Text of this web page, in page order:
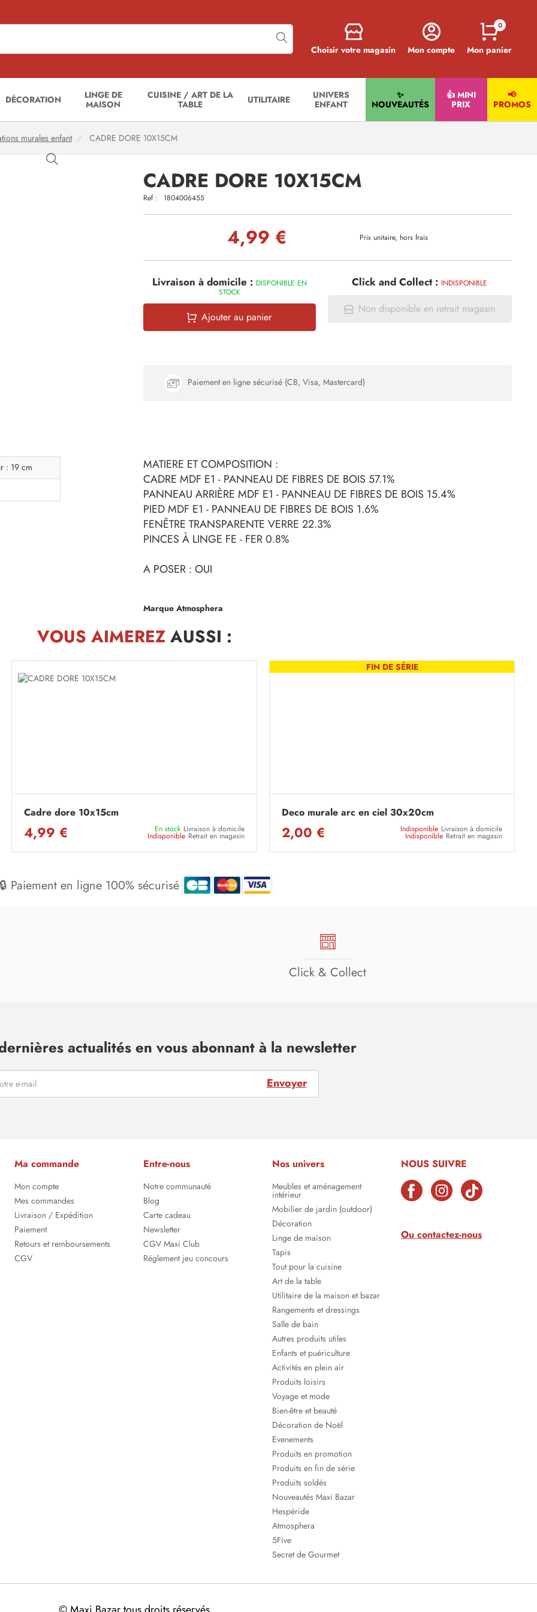
Choisir votre magasin Mon compte Mon panier
0
DÉCORATION
LINGE DE
MAISON
CUISINE / ART DE LA
TABLE
UTILITAIRE
UNIVERS
ENFANT
✨
NOUVEAUTÉS
👍 MINI
PRIX
📢
PROMOS
murales enfant CADRE DORE 10X15CM
CADRE DORE 10X15CM
Ref : 1804006455
4,99 € Prix unitaire, hors frais
Livraison à domicile : DISPONIBLE EN
STOCK
Ajouter au panier
Click and Collect : INDISPONIBLE
Non disponible en retrait magasin
Paiement en ligne sécurisé (CB, Visa, Mastercard)
: 19 cm
MATIERE ET COMPOSITION :
CADRE MDF E1 - PANNEAU DE FIBRES DE BOIS 57.1%
PANNEAU ARRIÈRE MDF E1 - PANNEAU DE FIBRES DE BOIS 15.4%
PIED MDF E1 - PANNEAU DE FIBRES DE BOIS 1.6%
FENÊTRE TRANSPARENTE VERRE 22.3%
PINCES À LINGE FE - FER 0.8%
A POSER : OUI
Marque Atmosphera
VOUS AIMEREZAUSSI :
Cadre dore 10x15cm
4,99 € En stock Livraison à domicile
Indisponible Retrait en magasin
FIN DE SÉRIE
Deco murale arc en ciel 30x20cm
2,00 € Indisponible Livraison à domicile
Indisponible Retrait en magasin
🔒 Paiement en ligne 100% sécurisé
Click & Collect
actualités en vous abonnant à la newsletter
Envoyer
Ma commande
Mon compte
Mes commandes
Livraison / Expédition
Paiement
Retours et remboursements
CGV
Entre-nous
Notre communauté
Blog
Carte cadeau
Newsletter
CGV Maxi Club
Réglement jeu concours
Nos univers
Meubles et aménagement
intérieur
Mobilier de jardin (outdoor)
Décoration
Linge de maison
Tapis
Tout pour la cuisine
Art de la table
Utilitaire de la maison et bazar
Rangements et dressings
Salle de bain
Autres produits utiles
Enfants et puériculture
Activités en plein air
Produits loisirs
Voyage et mode
Bien-être et beauté
Décoration de Noël
Evenements
Produits en promotion
Produits en fin de série
Produits soldés
Nouveautés Maxi Bazar
Hespéride
Atmosphera
5Five
Secret de Gourmet
NOUS SUIVRE
Ou contactez-nous